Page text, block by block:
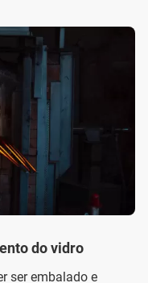
do vidro
ser embalado e